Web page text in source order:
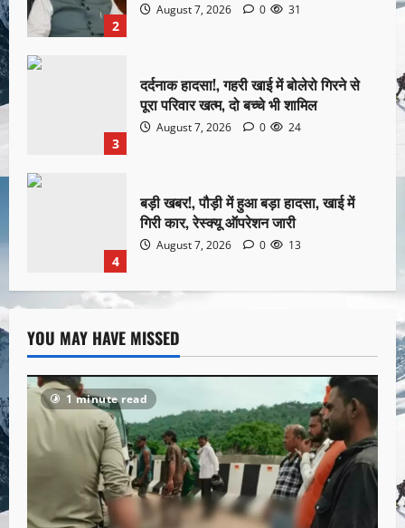
2
August 7, 2026 0 31
3
दर्दनाक हादसा!, गहरी खाई में बोलेरो गिरने से
पूरा परिवार खत्म, दो बच्चे भी शामिल
August 7, 2026 0 24
4
बड़ी खबर!, पौड़ी में हुआ बड़ा हादसा, खाई में
गिरी कार, रेस्क्यू ऑपरेशन जारी
August 7, 2026 0 13
YOU MAY HAVE MISSED
1 minute read